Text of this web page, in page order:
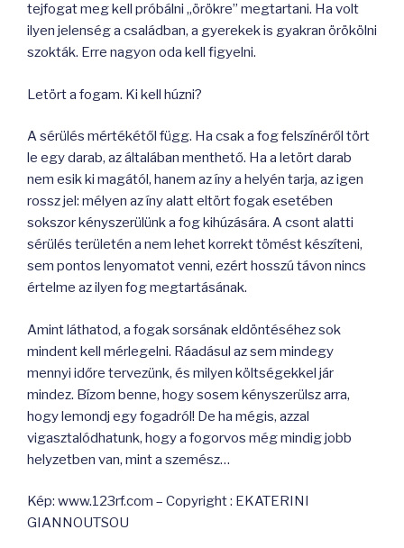
tejfogat meg kell próbálni „örökre” megtartani. Ha volt
ilyen jelenség a családban, a gyerekek is gyakran örökölni
szokták. Erre nagyon oda kell figyelni.
Letört a fogam. Ki kell húzni?
A sérülés mértékétől függ. Ha csak a fog felszínéről tört
le egy darab, az általában menthető. Ha a letört darab
nem esik ki magától, hanem az íny a helyén tarja, az igen
rossz jel: mélyen az íny alatt eltört fogak esetében
sokszor kényszerülünk a fog kihúzására. A csont alatti
sérülés területén a nem lehet korrekt tömést készíteni,
sem pontos lenyomatot venni, ezért hosszú távon nincs
értelme az ilyen fog megtartásának.
Amint láthatod, a fogak sorsának eldöntéséhez sok
mindent kell mérlegelni. Ráadásul az sem mindegy
mennyi időre tervezünk, és milyen költségekkel jár
mindez. Bízom benne, hogy sosem kényszerülsz arra,
hogy lemondj egy fogadról! De ha mégis, azzal
vigasztalódhatunk, hogy a fogorvos még mindig jobb
helyzetben van, mint a szemész…
Kép: www.123rf.com – Copyright : EKATERINI
GIANNOUTSOU